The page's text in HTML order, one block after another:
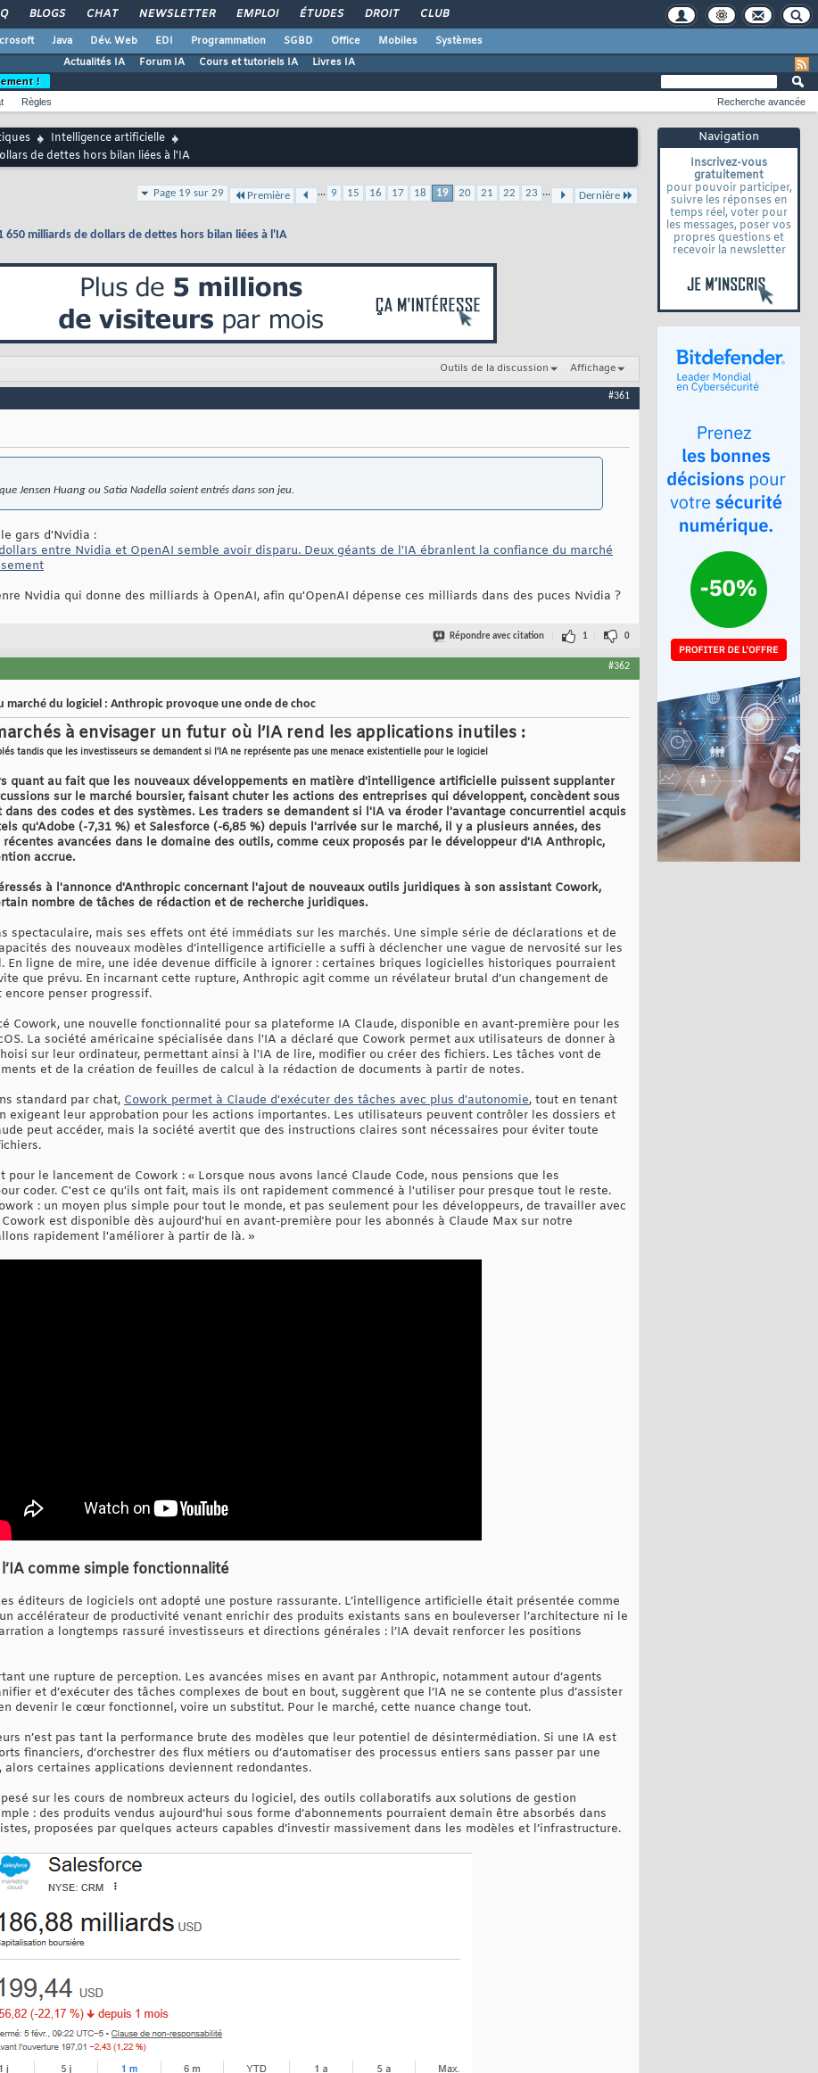
BLOGS CHAT NEWSLETTER EMPLOI ÉTUDES DROIT CLUB
Java Dév. Web EDI Programmation SGBD Office Mobiles
Systèmes
Actualités IA
Forum IA Cours et tutoriels IA Livres IA
Navigation
Inscrivez-vous
gratuitement
pour pouvoir participer,
suivre les réponses en
temps réel, voter pour
les messages, poser vos
propres questions et
recevoir la newsletter
!
Règles Recherche avancée
Intelligence artificielle
de dettes hors bilan liées à l'IA
Page 19 sur 29 Première ... 9 15 16 17 18 19 20 21 22 23 ... Dernière
milliards de dollars de dettes hors bilan liées à l'IA
Outils de la discussion Affichage
#361
Jensen Huang ou Satia Nadella soient entrés dans son jeu.
gars d'Nvidia :
entre Nvidia et OpenAI semble avoir disparu. Deux géants de l'IA ébranlent la confiance du marché
Nvidia qui donne des milliards à OpenAI, afin qu'OpenAI dépense ces milliards dans des puces Nvidia ?
Répondre avec citation 1 0
#362
marché du logiciel : Anthropic provoque une onde de choc
à envisager un futur où l’IA rend les applications inutiles :
tandis que les investisseurs se demandent si l'IA ne représente pas une menace existentielle pour le logiciel
quant au fait que les nouveaux développements en matière d'intelligence artificielle puissent supplanter
sur le marché boursier, faisant chuter les actions des entreprises qui développent, concèdent sous
des codes et des systèmes. Les traders se demandent si l'IA va éroder l'avantage concurrentiel acquis
qu'Adobe (-7,31 %) et Salesforce (-6,85 %) depuis l'arrivée sur le marché, il y a plusieurs années, des
avancées dans le domaine des outils, comme ceux proposés par le développeur d'IA Anthropic,
accrue.
à l'annonce d'Anthropic concernant l'ajout de nouveaux outils juridiques à son assistant Cowork,
nombre de tâches de rédaction et de recherche juridiques.
spectaculaire, mais ses effets ont été immédiats sur les marchés. Une simple série de déclarations et de
des nouveaux modèles d’intelligence artificielle a suffi à déclencher une vague de nervosité sur les
En ligne de mire, une idée devenue difficile à ignorer : certaines briques logicielles historiques pourraient
que prévu. En incarnant cette rupture, Anthropic agit comme un révélateur brutal d’un changement de
penser progressif.
Cowork, une nouvelle fonctionnalité pour sa plateforme IA Claude, disponible en avant-première pour les
La société américaine spécialisée dans l'IA a déclaré que Cowork permet aux utilisateurs de donner à
sur leur ordinateur, permettant ainsi à l'IA de lire, modifier ou créer des fichiers. Les tâches vont de
et de la création de feuilles de calcul à la rédaction de documents à partir de notes.
standard par chat, Cowork permet à Claude d'exécuter des tâches avec plus d'autonomie, tout en tenant
exigeant leur approbation pour les actions importantes. Les utilisateurs peuvent contrôler les dossiers et
peut accéder, mais la société avertit que des instructions claires sont nécessaires pour éviter toute
le lancement de Cowork : « Lorsque nous avons lancé Claude Code, nous pensions que les
coder. C'est ce qu'ils ont fait, mais ils ont rapidement commencé à l'utiliser pour presque tout le reste.
: un moyen plus simple pour tout le monde, et pas seulement pour les développeurs, de travailler avec
est disponible dès aujourd'hui en avant-première pour les abonnés à Claude Max sur notre
rapidement l'améliorer à partir de là. »
comme simple fonctionnalité
éditeurs de logiciels ont adopté une posture rassurante. L’intelligence artificielle était présentée comme
accélérateur de productivité venant enrichir des produits existants sans en bouleverser l’architecture ni le
a longtemps rassuré investisseurs et directions générales : l’IA devait renforcer les positions
une rupture de perception. Les avancées mises en avant par Anthropic, notamment autour d’agents
et d’exécuter des tâches complexes de bout en bout, suggèrent que l’IA ne se contente plus d’assister
devenir le cœur fonctionnel, voire un substitut. Pour le marché, cette nuance change tout.
n’est pas tant la performance brute des modèles que leur potentiel de désintermédiation. Si une IA est
financiers, d’orchestrer des flux métiers ou d’automatiser des processus entiers sans passer par une
certaines applications deviennent redondantes.
sur les cours de nombreux acteurs du logiciel, des outils collaboratifs aux solutions de gestion
: des produits vendus aujourd’hui sous forme d’abonnements pourraient demain être absorbés dans
proposées par quelques acteurs capables d’investir massivement dans les modèles et l’infrastructure.